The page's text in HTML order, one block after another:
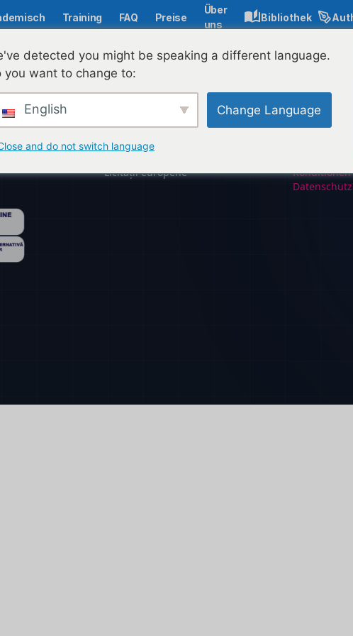
Training FAQ Preise
Über
uns
Bibliothek
Unternehmen
Über uns
Licitații europene
Sicherheit
Konditionen
detected you might be speaking a different language.
you want to change to:
English Change Language
and do not switch language